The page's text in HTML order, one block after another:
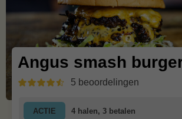
Angus smash
5 beoordelingen
ACTIE 4 halen, 3 betalen